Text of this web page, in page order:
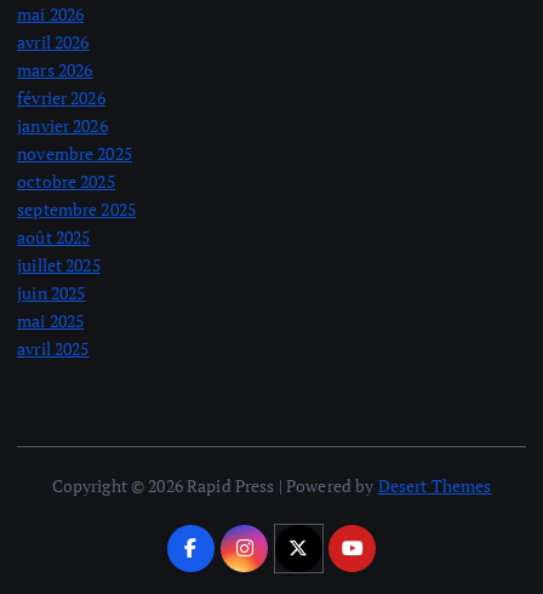
mai 2026
avril 2026
mars 2026
février 2026
janvier 2026
novembre 2025
octobre 2025
septembre 2025
août 2025
juillet 2025
juin 2025
mai 2025
avril 2025
Copyright © 2026 Rapid Press | Powered by Desert Themes